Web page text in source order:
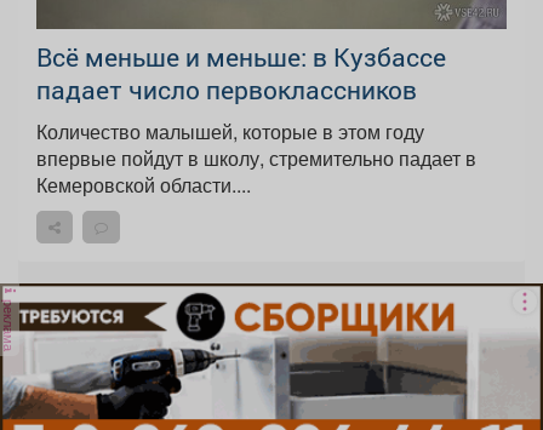
Всё меньше и меньше: в Кузбассе
падает число первоклассников
Количество малышей, которые в этом году
впервые пойдут в школу, стремительно падает в
Кемеровской области....
реклама